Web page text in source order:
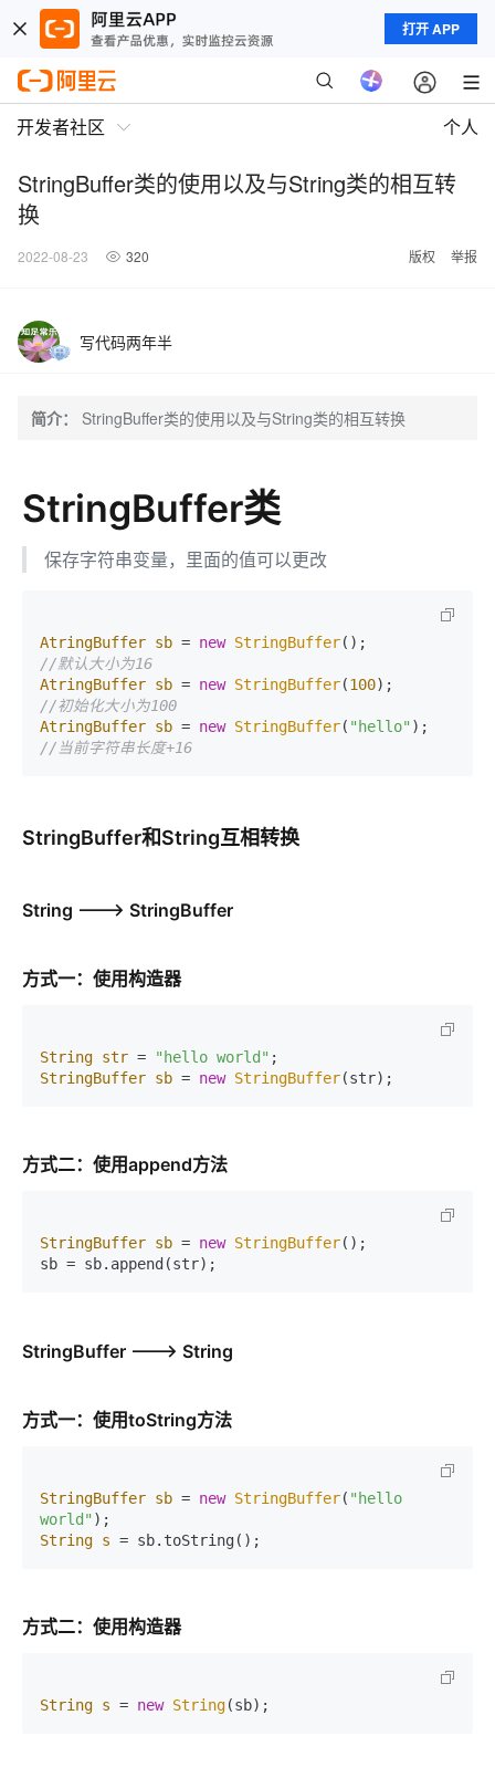
打开 APP
开发者社区 个人
StringBuffer类的使用以及与String类的相互转
换
2022-08-23 320 版权 举报
写代码两年半
简介： StringBuffer类的使用以及与String类的相互转换
StringBuffer类
保存字符串变量，里面的值可以更改
AtringBuffer sb = new StringBuffer
//默认大小为16
AtringBuffer sb = new StringBuffer(100
//初始化大小为100
AtringBuffer sb = new StringBuffer( "hello"
//当前字符串长度+16
StringBuffer和String互相转换
String ---> StringBuffer
方式一：使用构造器
String str = "hello world"
StringBuffer sb = new StringBuffer(str);
方式二：使用append方法
StringBuffer sb = new StringBuffer();
sb = sb.append(str);
StringBuffer ---> String
方式一：使用toString方法
StringBuffer sb = new StringBuffer( "hello
world"
String s = sb.toString();
方式二：使用构造器
String s = new String(sb);